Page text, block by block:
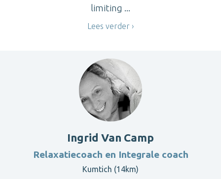
limiting ...
Lees verder
Ingrid Van Camp
Relaxatiecoach en Integrale coach
Kumtich (14km)